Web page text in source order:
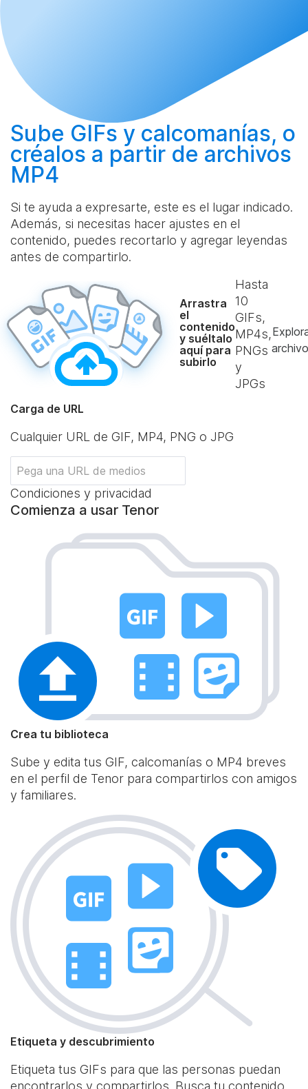
Sube GIFs y calcomanías, o
créalos a partir de archivos
MP4
Si te ayuda a expresarte, este es el lugar indicado.
Además, si necesitas hacer ajustes en el
contenido, puedes recortarlo y agregar leyendas
antes de compartirlo.
Arrastra
el
contenido
y suéltalo
aquí para
subirlo
Hasta
10
GIFs,
MP4s,
PNGs
y
JPGs
Carga de URL
Cualquier URL de GIF, MP4, PNG o JPG
Condiciones y privacidad
Comienza a usar Tenor
Crea tu biblioteca
Sube y edita tus GIF, calcomanías o MP4 breves
en el perfil de Tenor para compartirlos con amigos
y familiares.
Etiqueta y descubrimiento
Etiqueta tus GIFs para que las personas puedan
encontrarlos y compartirlos. Busca tu contenido